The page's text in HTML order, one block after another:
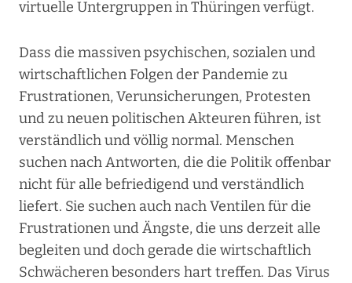
virtuelle Untergruppen in Thüringen verfügt.
Dass die massiven psychischen, sozialen und
wirtschaftlichen Folgen der Pandemie zu
Frustrationen, Verunsicherungen, Protesten
und zu neuen politischen Akteuren führen, ist
verständlich und völlig normal. Menschen
suchen nach Antworten, die die Politik offenbar
nicht für alle befriedigend und verständlich
liefert. Sie suchen auch nach Ventilen für die
Frustrationen und Ängste, die uns derzeit alle
begleiten und doch gerade die wirtschaftlich
Schwächeren besonders hart treffen. Das Virus